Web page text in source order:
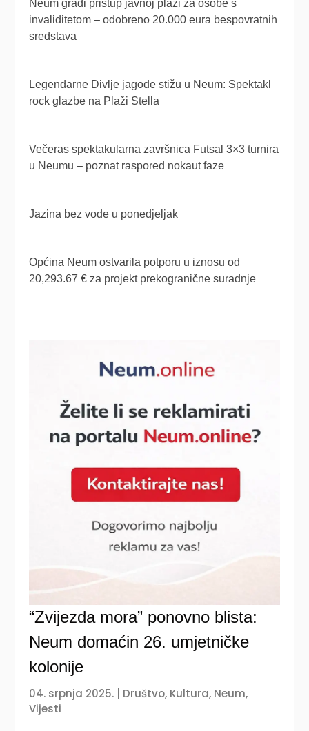
“Zvijezda mora” ponovno blista:
Neum domaćin 26. umjetničke
kolonije
04. srpnja 2025. Društvo, Kultura, Neum,
Vijesti
Neum gradi pristup javnoj plaži za osobe s
invaliditetom – odobreno 20.000 eura bespovratnih
sredstava
Legendarne Divlje jagode stižu u Neum: Spektakl
rock glazbe na Plaži Stella
Večeras spektakularna završnica Futsal 3×3 turnira
u Neumu – poznat raspored nokaut faze
Jazina bez vode u ponedjeljak
Općina Neum ostvarila potporu u iznosu od
20,293.67 € za projekt prekogranične suradnje